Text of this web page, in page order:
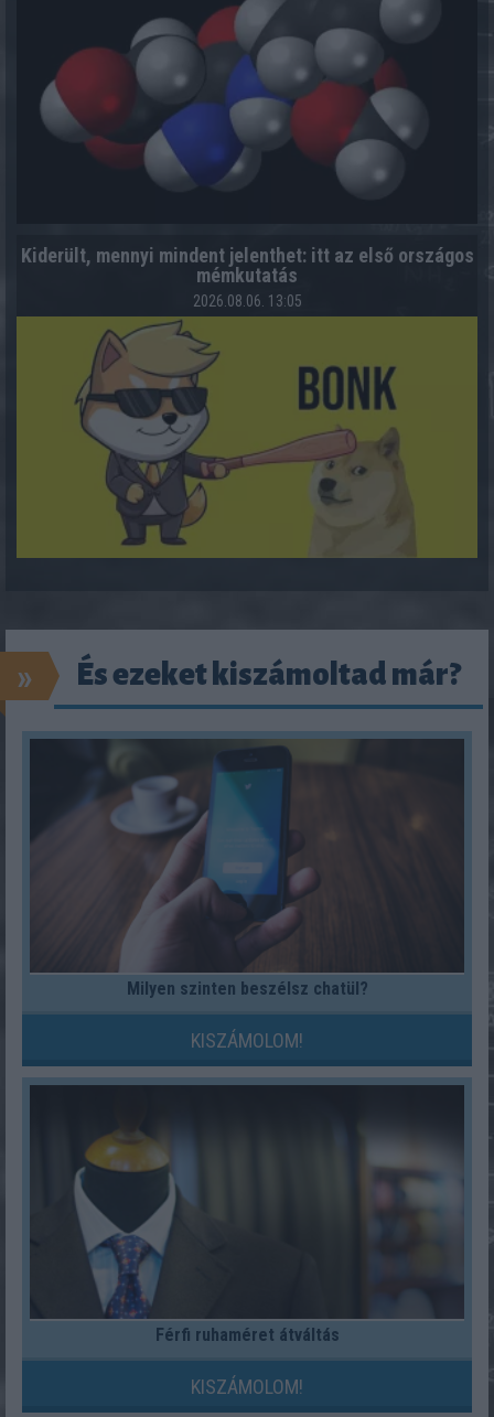
Kiderült, mennyi mindent jelenthet: itt az első országos
mémkutatás
2026.08.06. 13:05
» És ezeket kiszámoltad már?
Milyen szinten beszélsz chatül?
KISZÁMOLOM!
Férfi ruhaméret átváltás
KISZÁMOLOM!